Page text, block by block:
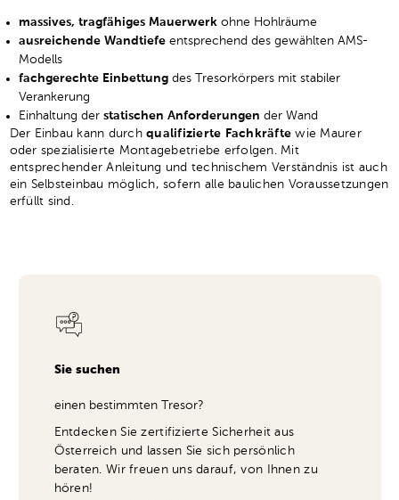
massives, tragfähiges Mauerwerkohne Hohlräume
ausreichende Wandtiefeentsprechend des gewählten AMS-
Modells
fachgerechte Einbettungdes Tresorkörpers mit stabiler
Verankerung
Einhaltung der statischen Anforderungen der Wand
Der Einbau kann durch qualifizierte Fachkräfte wie Maurer
oder spezialisierte Montagebetriebe erfolgen. Mit
entsprechender Anleitung und technischem Verständnis ist auch
ein Selbsteinbau möglich, sofern alle baulichen Voraussetzungen
erfüllt sind.
Sie suchen
einen bestimmten Tresor?
Entdecken Sie zertifizierte Sicherheit aus
Österreich und lassen Sie sich persönlich
beraten. Wir freuen uns darauf, von Ihnen zu
hören!